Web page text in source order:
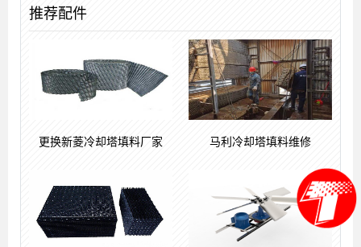
推荐配件
更换新菱冷却塔填料厂家 马利冷却塔填料维修